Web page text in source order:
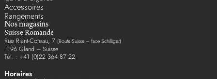
Accessoires
Rangements
Nos magasins
Suisse Romande
Rue Riant-Coteau, 7 (Route Suisse – face Schilliger)
1196 Gland – Suisse
Tél. : +41 (0)22 364 87 22
Horaires